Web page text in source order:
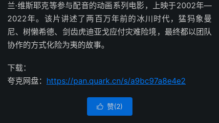
兰·维斯耶克等参与配音的动画系列电影，上映于2002年—
2022年。该片讲述了两百万年前的冰川时代，猛犸象曼
尼、树懒希德、剑齿虎迪亚戈应付灾难险境，最终都以团队
协作的方式化险为夷的故事。
下载：
夸克网盘： https://pan.quark.cn/s/a9bc97a8e4e2
 赞(2)